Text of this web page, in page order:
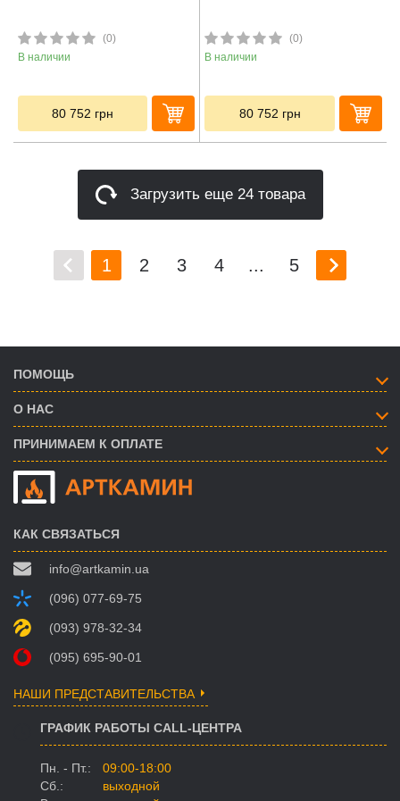
(0)
В наличии
80 752 грн
(0)
В наличии
80 752 грн
Загрузить еще 24 товара
1 2 3 4 ... 5
ПОМОЩЬ
О НАС
ПРИНИМАЕМ К ОПЛАТЕ
КАК СВЯЗАТЬСЯ
info@artkamin.ua
(096) 077-69-75
(093) 978-32-34
(095) 695-90-01
НАШИ ПРЕДСТАВИТЕЛЬСТВА
ГРАФИК РАБОТЫ CALL-ЦЕНТРА
Пн. - Пт.:
09:00-18:00
Сб.:
выходной